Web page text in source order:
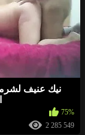
منذ 1 سنة
الجنس. انظروا إليهم»
منذ 2 سنة
الجنس. انظروا إليهم »
نيك عنيف
75%
2 285 549